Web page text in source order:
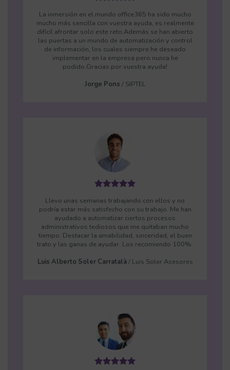
La inmersión en el mundo office365 ha sido mucho
mucho más sencilla con vuestra ayuda, es realmente
difícil afrontar solo este reto.Además se han abierto
las puertas a un mundo de automatización y control
de información, los cuales siempre he deseado
implementar en la empresa pero nunca he
podido.Gracias por vuestra ayuda!
Jorge Pons / SIPTEL
Llevo unas semanas trabajando con ellos y no
podría estar más satisfecho con su trabajo. Me han
ayudado a automatizar ciertos procesos
administrativos tediosos que me quitaban mucho
tiempo. Destacar la amabilidad, sinceridad, el buen
trato y las ganas de ayudar. Los recomiendo 100%.
Luis Alberto Soler Carratalà/ Luis Soler Asesores